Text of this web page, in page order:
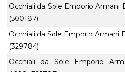
Occhiali da Sole Emporio Armani
(500187)
Occhiali da Sole Emporio Armani
(329784)
Occhiali da Sole Emporio